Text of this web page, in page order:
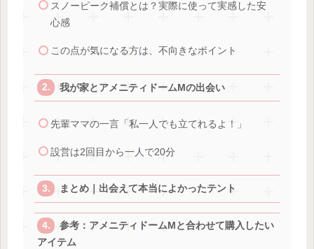
スノーピーク補償とは？実際に使って実感した安
心感
この点が気になる方は、不向きなポイント
我が家とアメニティドームMの出会い
先輩ママの一言「私一人でも立てれるよ！」
設営は2回目から一人で20分
まとめ｜出会えて本当によかったテント
参考：アメニティドームMと合わせて購入したい
アイテム